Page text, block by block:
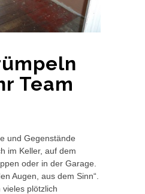
Team
und Gegenstände
im Keller, auf dem
oder in der Garage.
Augen, aus dem Sinn“.
vieles plötzlich